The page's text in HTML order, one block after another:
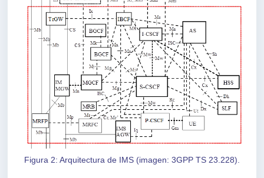
Figura 2: Arquitectura de IMS (imagen: 3GPP TS 23.228).